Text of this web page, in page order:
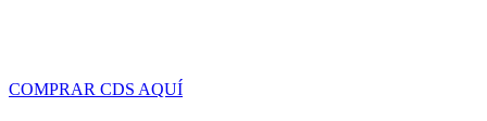
COMPRAR CDS AQUÍ